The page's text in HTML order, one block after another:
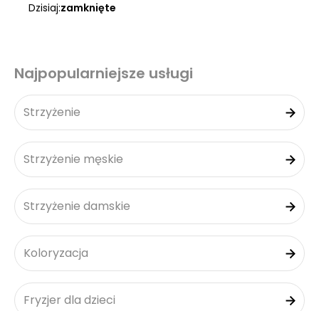
Dzisiaj:zamknięte
Najpopularniejsze usługi
Strzyżenie
Strzyżenie męskie
Strzyżenie damskie
Koloryzacja
Fryzjer dla dzieci